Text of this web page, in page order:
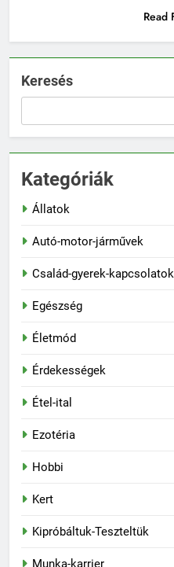
Read
Keresés
Kategóriák
Állatok
Autó-motor-járművek
Család-gyerek-kapcsolatok
Egészség
Életmód
Érdekességek
Étel-ital
Ezotéria
Hobbi
Kert
Kipróbáltuk-Teszteltük
Munka-karrier